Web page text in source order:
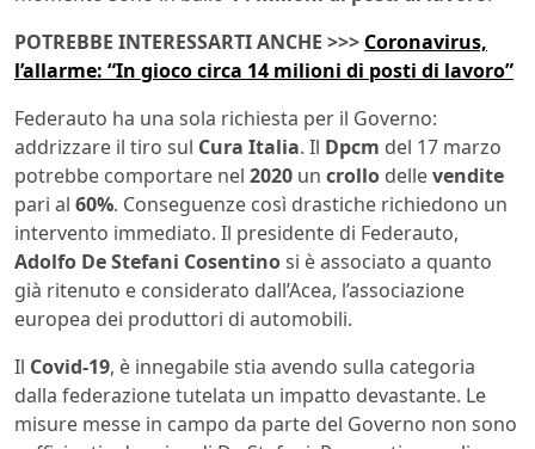
POTREBBE INTERESSARTI ANCHE >>> Coronavirus,
l’allarme: “In gioco circa 14 milioni di posti di lavoro”
Federauto ha una sola richiesta per il Governo:
addrizzare il tiro sul Cura Italia. Il Dpcm del 17 marzo
potrebbe comportare nel 2020 un crollo dellevendite
pari al 60%. Conseguenze così drastiche richiedono un
intervento immediato. Il presidente di Federauto,
Adolfo De Stefani Cosentinosi è associato a quanto
già ritenuto e considerato dall’Acea, l’associazione
europea dei produttori di automobili.
Il Covid-19, è innegabile stia avendo sulla categoria
dalla federazione tutelata un impatto devastante. Le
misure messe in campo da parte del Governo non sono